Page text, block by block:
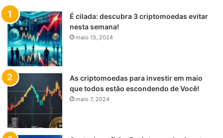
É cilada: descubra 3 criptomoedas evitar
nesta semana!
maio 13, 2024
As criptomoedas para investir em maio
que todos estão escondendo de Você!
maio 7, 2024